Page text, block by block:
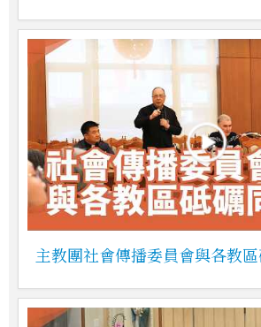
主教團社會傳播委員會與各教